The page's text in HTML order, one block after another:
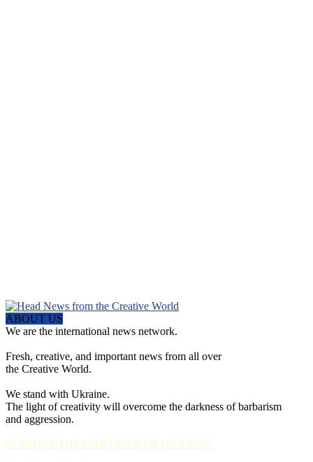
ABOUT US
We are the international news network.
Fresh, creative, and important news from all over
the Creative World.
We stand with Ukraine.
The light of creativity will overcome the darkness of barbarism
and aggression.
SUPPORT THE CHILDREN OF UKRAINE